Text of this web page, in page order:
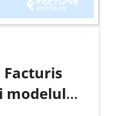
modelul